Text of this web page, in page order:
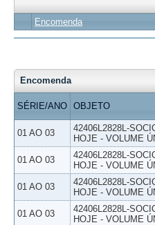
Encomenda
Encomenda
SÉRIE/ANO OBJETO
01 AO 03
42406L2828L-
HOJE - VOLUME
01 AO 03
42406L2828L-
HOJE - VOLUME
01 AO 03
42406L2828L-
HOJE - VOLUME
01 AO 03
42406L2828L-
HOJE - VOLUME